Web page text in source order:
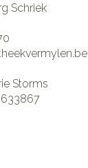
Schriek
Storms